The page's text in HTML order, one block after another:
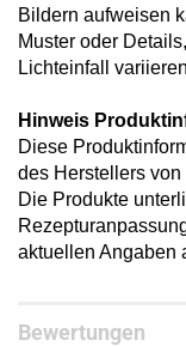
Bildern aufweisen
Muster oder
Lichteinfall
Hinweis
Diese
des Herstellers
Die Produkte
aktuellen Angaben
Bewertungen